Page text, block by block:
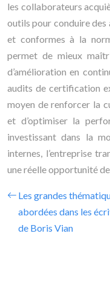
les collaborateurs
outils pour conduire
et conformes à la
permet de mieux
d’amélioration en
audits de certification
moyen de renforcer la
et d’optimiser la
investissant dans la
internes, l’entreprise
une réelle opportunité
Les grandes
abordées dans les
de Boris Vian